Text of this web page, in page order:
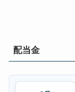
配当金